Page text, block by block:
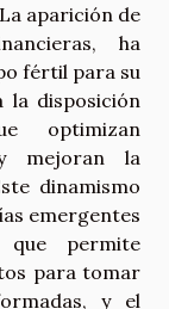
aparición de
ha
fértil para su
la disposición
optimizan
mejoran la
dinamismo
emergentes
que permite
para tomar
y el